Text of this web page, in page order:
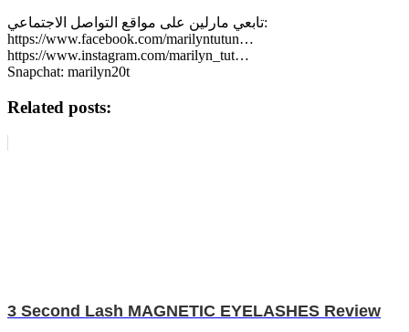
تابعي مارلين على مواقع التواصل الاجتماعي:
https://www.facebook.com/marilyntutun…
https://www.instagram.com/marilyn_tut…
Snapchat: marilyn20t
Related posts:
3 Second Lash MAGNETIC EYELASHES Review